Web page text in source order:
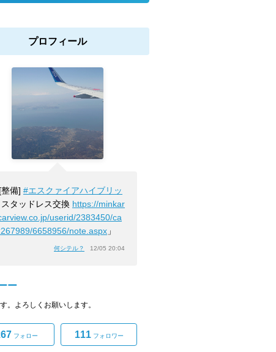
プロフィール
[整備] #エスクァイアハイブリッ
スタッドレス交換 https://minkar
userid/2383450/ca
6658956/note.aspx 」
何シテル？ 12/05 20:04
ー
。よろしくお願いします。
フォロー 111フォロワー